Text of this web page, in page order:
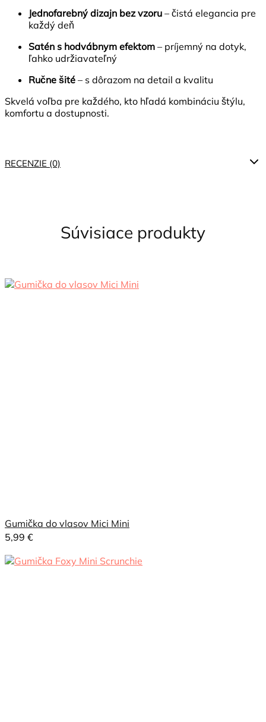
Jednofarebný dizajn bez vzoru – čistá elegancia pre
každý deň
Satén s hodvábnym efektom – príjemný na dotyk,
ľahko udržiavateľný
Ručne šité – s dôrazom na detail a kvalitu
Skvelá voľba pre každého, kto hľadá kombináciu štýlu,
komfortu a dostupnosti.
RECENZIE (0)
Súvisiace produkty
Gumička do vlasov Mici Mini
5,99 €